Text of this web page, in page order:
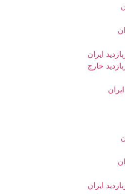
ایران
خارج
ایران